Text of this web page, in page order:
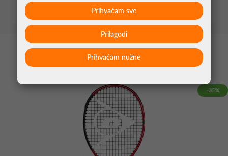
MOŽDA VAS ZANIMA
-35%
Prihvaćam nužne
Prilagodi
Prihvaćam sve